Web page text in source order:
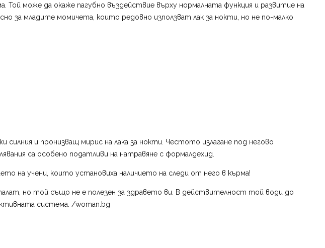
може да окаже пагубно въздействие върху нормалната функция и развитие на
за младите момичета, които редовно използват лак за нокти, но не по-малко
и пронизващ мирис на лака за нокти. Честото излагане под негово
са особено податливи на натравяне с формалдехид.
на учени, които установиха наличието на следи от него в кърма!
но той също не е полезен за здравето ви. В действителност той води до
система. /woman.bg